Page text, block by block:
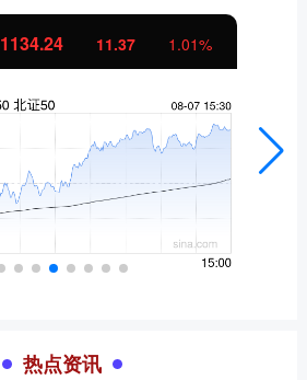
1134.24 11.37 1.01%
热点资讯